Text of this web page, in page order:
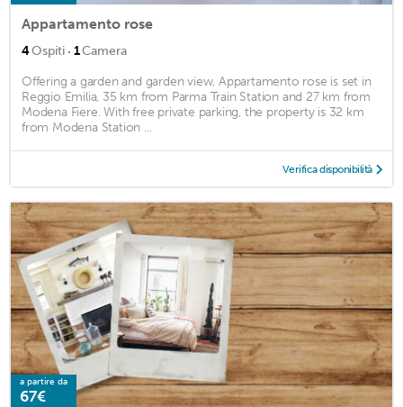
Appartamento rose
4Ospiti · 1Camera
Offering a garden and garden view, Appartamento rose is set in
Reggio Emilia, 35 km from Parma Train Station and 27 km from
Modena Fiere. With free private parking, the property is 32 km
from Modena Station ...
Verifica disponibilità
a partire da
67€